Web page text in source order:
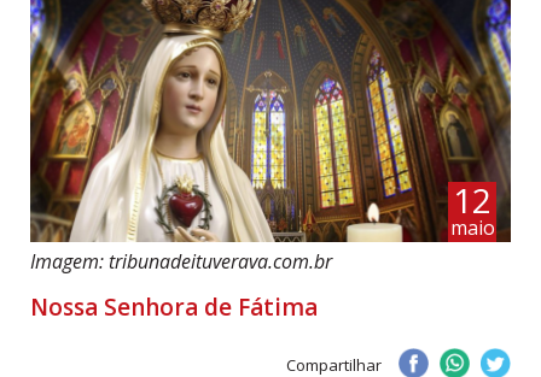
12
maio
Imagem: tribunadeituverava.com.br
Nossa Senhora de Fátima
Compartilhar